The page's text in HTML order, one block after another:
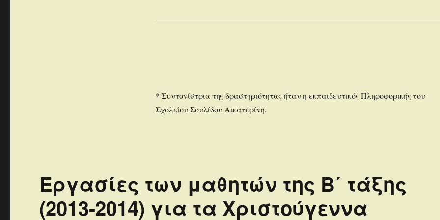
* Συντονίστρια της δραστηριότητας ήταν η εκπαιδευτικός Πληροφορικής του
Σχολείου Σουλίδου Αικατερίνη.
Εργασίες των μαθητών της B΄ τάξης
(2013-2014) για τα Χριστούγεννα